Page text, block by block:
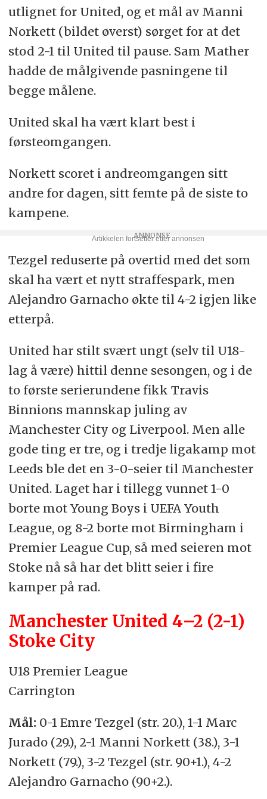
utlignet for United, og et mål av Manni
Norkett (bildet øverst) sørget for at det
stod 2-1 til United til pause. Sam Mather
hadde de målgivende pasningene til
begge målene.
United skal ha vært klart best i
førsteomgangen.
Norkett scoret i andreomgangen sitt
andre for dagen, sitt femte på de siste to
kampene.
Tezgel reduserte på overtid med det som
skal ha vært et nytt straffespark, men
Alejandro Garnacho økte til 4-2 igjen like
etterpå.
United har stilt svært ungt (selv til U18-
lag å være) hittil denne sesongen, og i de
to første serierundene fikk Travis
Binnions mannskap juling av
Manchester City og Liverpool. Men alle
gode ting er tre, og i tredje ligakamp mot
Leeds ble det en 3-0-seier til Manchester
United. Laget har i tillegg vunnet 1-0
borte mot Young Boys i UEFA Youth
League, og 8-2 borte mot Birmingham i
Premier League Cup, så med seieren mot
Stoke nå så har det blitt seier i fire
kamper på rad.
Manchester United 4–2 (2-1)
Stoke City
U18 Premier League
Carrington
Mål: 0-1 Emre Tezgel (str. 20.), 1-1 Marc
Jurado (29.), 2-1 Manni Norkett (38.), 3-1
Norkett (79.), 3-2 Tezgel (str. 90+1.), 4-2
Alejandro Garnacho (90+2.).